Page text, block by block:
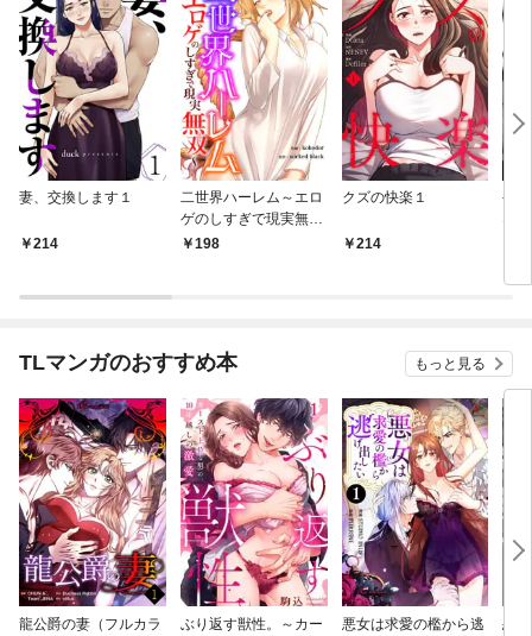
妻、交換します１
214
二世界ハーレム～エロ
ゲのしすぎで現実無双
～１198
クズの快楽１
214
や
な
TLマンガのおすすめ本 もっと見る
龍公爵の妻（フルカラ
ぶり返す獣性。～カー
悪女は求愛の檻から逃
恋